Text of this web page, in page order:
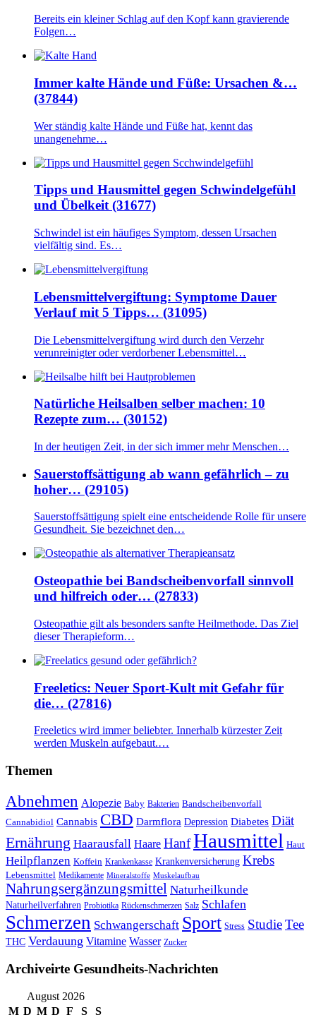
Bereits ein kleiner Schlag auf den Kopf kann gravierende
Folgen…
Immer kalte Hände und Füße: Ursachen &…
(37844)
Wer ständig kalte Hände und Füße hat, kennt das
unangenehme…
Tipps und Hausmittel gegen Schwindelgefühl
und Übelkeit (31677)
Schwindel ist ein häufiges Symptom, dessen Ursachen
vielfältig sind. Es…
Lebensmittelvergiftung: Symptome Dauer
Verlauf mit 5 Tipps… (31095)
Die Lebensmittelvergiftung wird durch den Verzehr
verunreinigter oder verdorbener Lebensmittel…
Natürliche Heilsalben selber machen: 10
Rezepte zum… (30152)
In der heutigen Zeit, in der sich immer mehr Menschen…
Sauerstoffsättigung ab wann gefährlich – zu
hoher… (29105)
Sauerstoffsättigung spielt eine entscheidende Rolle für unsere
Gesundheit. Sie bezeichnet den…
Osteopathie bei Bandscheibenvorfall sinnvoll
und hilfreich oder… (27833)
Osteopathie gilt als besonders sanfte Heilmethode. Das Ziel
dieser Therapieform…
Freeletics: Neuer Sport-Kult mit Gefahr für
die… (27816)
Freeletics wird immer beliebter. Innerhalb kürzester Zeit
werden Muskeln aufgebaut.…
Themen
Abnehmen Alopezie Baby Bakterien Bandscheibenvorfall
Cannabidiol Cannabis CBD Darmflora Depression Diabetes Diät
Ernährung Haarausfall Haare HanfHausmittel Haut
Heilpflanzen Koffein Krankenkasse Krankenversicherung Krebs
Lebensmittel Medikamente Mineralstoffe Muskelaufbau
Nahrungsergänzungsmittel Naturheilkunde
Naturheilverfahren Probiotika Rückenschmerzen Salz Schlafen
Schmerzen Schwangerschaft Sport Stress StudieTee
THC Verdauung Vitamine Wasser Zucker
Archiveirte Gesundheits-Nachrichten
August 2026
M D M D F S
S